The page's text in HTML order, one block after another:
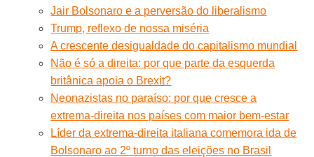
Jair Bolsonaro e a perversão do liberalismo
Trump, reflexo de nossa miséria
A crescente desigualdade do capitalismo mundial
Não é só a direita: por que parte da esquerda
britânica apoia o Brexit?
Neonazistas no paraíso: por que cresce a
extrema-direita nos países com maior bem-estar
Líder da extrema-direita italiana comemora ida de
Bolsonaro ao 2º turno das eleições no Brasil